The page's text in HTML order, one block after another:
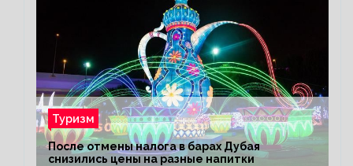
Туризм
После отмены налога в барах Дубая
снизились цены на разные напитки